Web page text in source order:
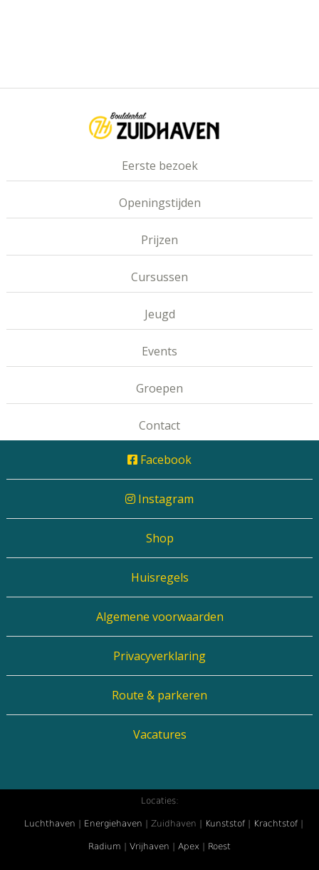
Eerste bezoek
Openingstijden
Prijzen
Cursussen
Jeugd
Events
Groepen
Contact
Facebook
Instagram
Shop
Huisregels
Algemene voorwaarden
Privacyverklaring
Route & parkeren
Vacatures
Locaties:
Luchthaven | Energiehaven | Zuidhaven | Kunststof | Krachtstof |
Radium | Vrijhaven | Apex | Roest